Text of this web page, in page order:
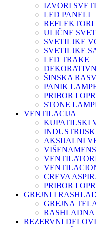
IZVORI
LED PANELI
REFLEKTORI
ULIČNE
SVETILJKE
SVETILJKE
LED TRAKE
ŠINSKA
PANIK
PRIBOR I
STONE
VENTILACIJA
KUPATILSKI
AKSIJALNI
CREVA
PRIBOR I
GREJNI I
GREJNA TELA
RASHLADNA
REZERVNI